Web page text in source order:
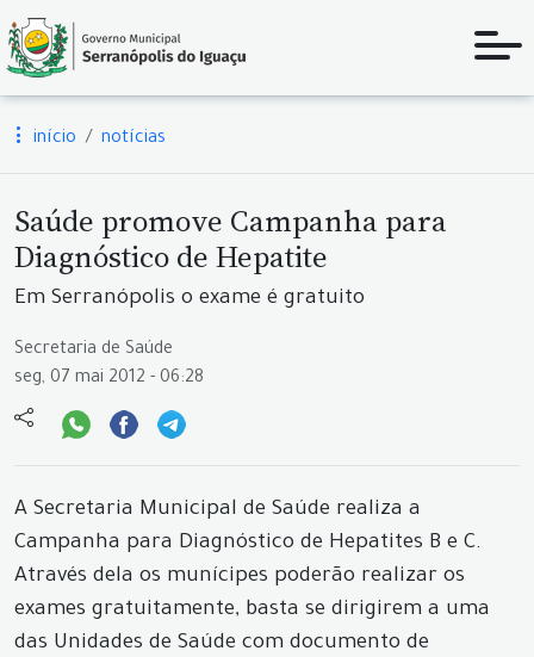
início notícias
Saúde promove Campanha para
Diagnóstico de Hepatite
Em Serranópolis o exame é gratuito
Secretaria de Saúde
seg, 07 mai 2012 - 06:28
A Secretaria Municipal de Saúde realiza a
Campanha para Diagnóstico de Hepatites B e C.
Através dela os munícipes poderão realizar os
exames gratuitamente, basta se dirigirem a uma
das Unidades de Saúde com documento de